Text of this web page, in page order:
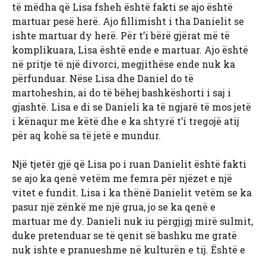
të mëdha që Lisa fsheh është fakti se ajo është
martuar pesë herë. Ajo fillimisht i tha Danielit se
ishte martuar dy herë. Për t’i bërë gjërat më të
komplikuara, Lisa është ende e martuar. Ajo është
në pritje të një divorci, megjithëse ende nuk ka
përfunduar. Nëse Lisa dhe Daniel do të
martoheshin, ai do të bëhej bashkëshorti i saj i
gjashtë. Lisa e di se Danieli ka të ngjarë të mos jetë
i kënaqur me këtë dhe e ka shtyrë t’i tregojë atij
për aq kohë sa të jetë e mundur.
Një tjetër gjë që Lisa po i ruan Danielit është fakti
se ajo ka qenë vetëm me femra për njëzet e një
vitet e fundit. Lisa i ka thënë Danielit vetëm se ka
pasur një zënkë me një grua, jo se ka qenë e
martuar me dy. Danieli nuk iu përgjigj mirë sulmit,
duke pretenduar se të qenit së bashku me gratë
nuk ishte e pranueshme në kulturën e tij. Është e